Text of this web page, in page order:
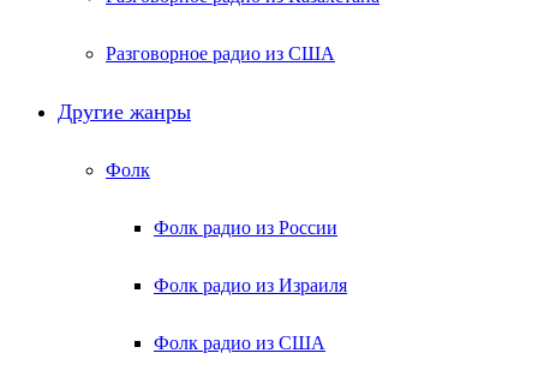
Разговорное радио из США
Другие жанры
Фолк
Фолк радио из России
Фолк радио из Израиля
Фолк радио из США